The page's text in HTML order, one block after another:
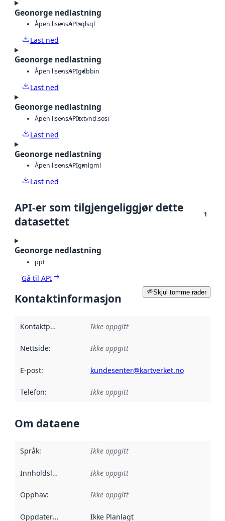
Geonorge nedlastning
Åpen lisensAPIsqlsql
Last ned
Geonorge nedlastning
Åpen lisensAPIgdbbin
Last ned
Geonorge nedlastning
Åpen lisensAPItxtvnd.sosi
Last ned
Geonorge nedlastning
Åpen lisensAPIgmlgml
Last ned
API-er som tilgjengeliggjør dette
datasettet
1
Geonorge nedlastning
ppt
Gå til API
Skjul tomme rader
Kontaktinformasjon
Kontaktpunkt Ikke oppgitt
Nettside: Ikke oppgitt
E-post: kundesenter@kartverket.no
Telefon: Ikke oppgitt
Om dataene
Språk: Ikke oppgitt
Innholdsleverandører :
Ikke oppgitt
Opphav: Ikke oppgitt
Oppdateringsfrekvens :
Ikke Planlagt